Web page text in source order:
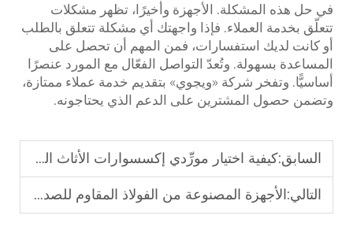
في حل هذه المشكلة. الأجهزة وأخيرًا، تظهر مشكلات
تتعلّق بخدمة العملاء. فإذا واجهتك أي مشكلة تتعلق بالطلب
أو كانت لديك استفسارات، فمن المهم أن تحصل على
المساعدة بسهولة. وتُعدّ التواصل الفعّال مع المورد عنصرًا
أساسيًّا. وتفخر شركة «ويجوي» بتقديم خدمة عملاء ممتازة،
وتضمن حصول المشترين على الدعم الذي يحتاجونه.
السابق:كيفية اختيار مورِّدي إكسسوارات الأثاث المعدنية الموثوقين للإنتاج الضخم
التالي:الأجهزة المصنوعة من الفولاذ المقاوم للصدأ مقابل السبائك الزنكية: دليل التموقع في السوق